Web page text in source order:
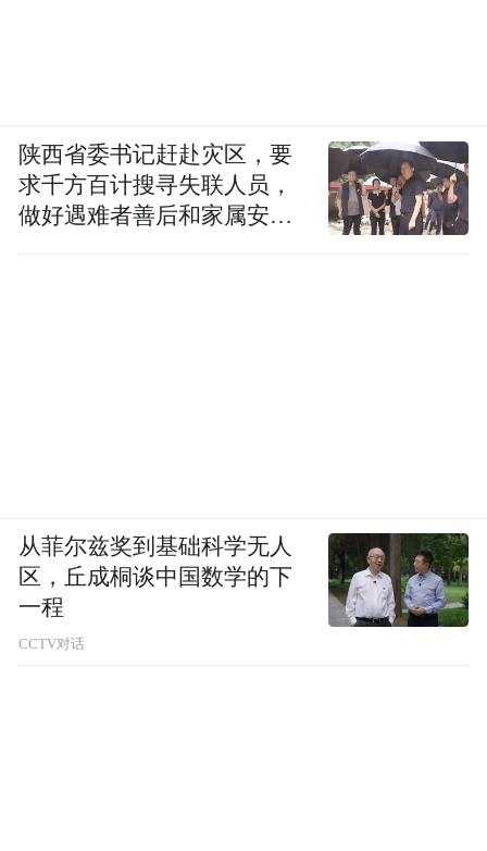
陕西省委书记赶赴灾区，要
求千方百计搜寻失联人员，
做好遇难者善后和家属安抚
从菲尔兹奖到基础科学无人
区，丘成桐谈中国数学的下
一程
CCTV对话